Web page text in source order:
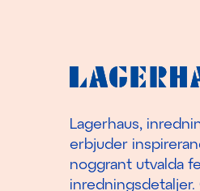
Lagerhaus,
erbjuder
noggrant utvalda